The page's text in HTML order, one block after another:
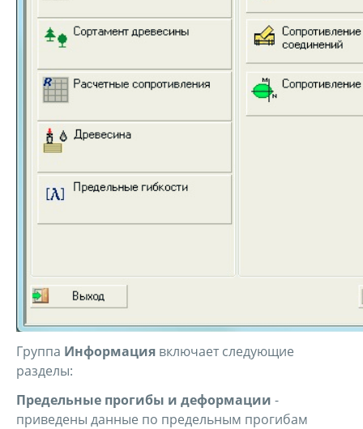
Группа Информация включает следующие
разделы:
Предельные прогибы и деформации -
приведены данные по предельным прогибам